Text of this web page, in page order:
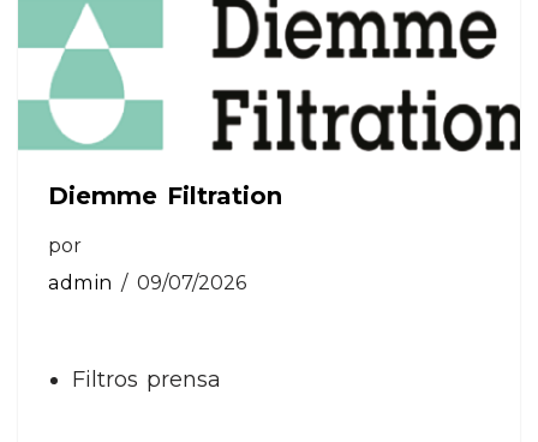
Diemme Filtration
por
admin
09/07/2026
Filtros prensa